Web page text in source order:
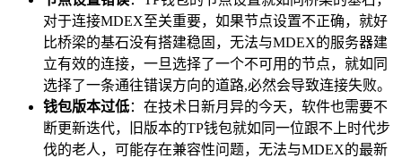
对于连接MDEX至关重要，如果节点设置不正确，就好
比桥梁的基石没有搭建稳固，无法与MDEX的服务器建
立有效的连接，一旦选择了一个不可用的节点，就如同
选择了一条通往错误方向的道路,必然会导致连接失败。
钱包版本过低：在技术日新月异的今天，软件也需要不
断更新迭代，旧版本的TP钱包就如同一位跟不上时代步
伐的老人，可能存在兼容性问题，无法与MDEX的最新